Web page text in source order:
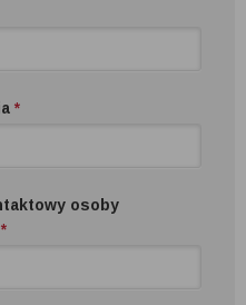
*
osoby
*